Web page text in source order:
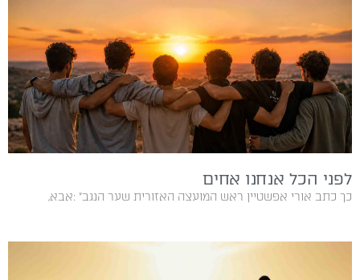
לפני הכל אנחנו אחים
כך‭ ‬כתב‭ ‬אורי‭ ‬אפשטיין‭ ‬ראש‭ ‬המועצה‭ ‬האזורית‭ ‬שער‭ ‬הנגב‭: ‬‮"‬אבא‭,